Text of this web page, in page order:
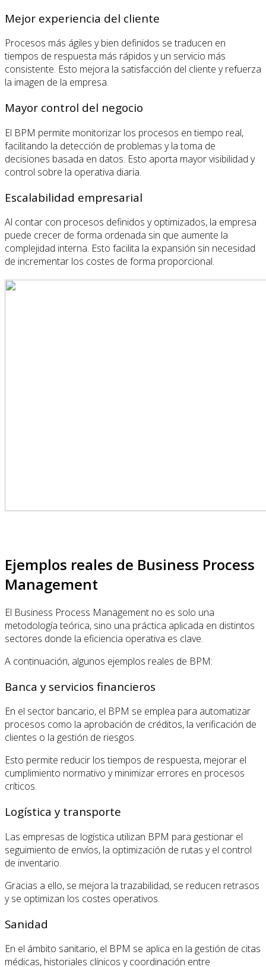
Mejor experiencia del cliente
Procesos más ágiles y bien definidos se traducen en
tiempos de respuesta más rápidos y un servicio más
consistente. Esto mejora la satisfacción del cliente y refuerza
la imagen de la empresa.
Mayor control del negocio
El BPM permite monitorizar los procesos en tiempo real,
facilitando la detección de problemas y la toma de
decisiones basada en datos. Esto aporta mayor visibilidad y
control sobre la operativa diaria.
Escalabilidad empresarial
Al contar con procesos definidos y optimizados, la empresa
puede crecer de forma ordenada sin que aumente la
complejidad interna. Esto facilita la expansión sin necesidad
de incrementar los costes de forma proporcional.
Ejemplos reales de Business Process
Management
El Business Process Management no es solo una
metodología teórica, sino una práctica aplicada en distintos
sectores donde la eficiencia operativa es clave.
A continuación, algunos ejemplos reales de BPM:
Banca y servicios financieros
En el sector bancario, el BPM se emplea para automatizar
procesos como la aprobación de créditos, la verificación de
clientes o la gestión de riesgos.
Esto permite reducir los tiempos de respuesta, mejorar el
cumplimiento normativo y minimizar errores en procesos
críticos.
Logística y transporte
Las empresas de logística utilizan BPM para gestionar el
seguimiento de envíos, la optimización de rutas y el control
de inventario.
Gracias a ello, se mejora la trazabilidad, se reducen retrasos
y se optimizan los costes operativos.
Sanidad
En el ámbito sanitario, el BPM se aplica en la gestión de citas
médicas, historiales clínicos y coordinación entre